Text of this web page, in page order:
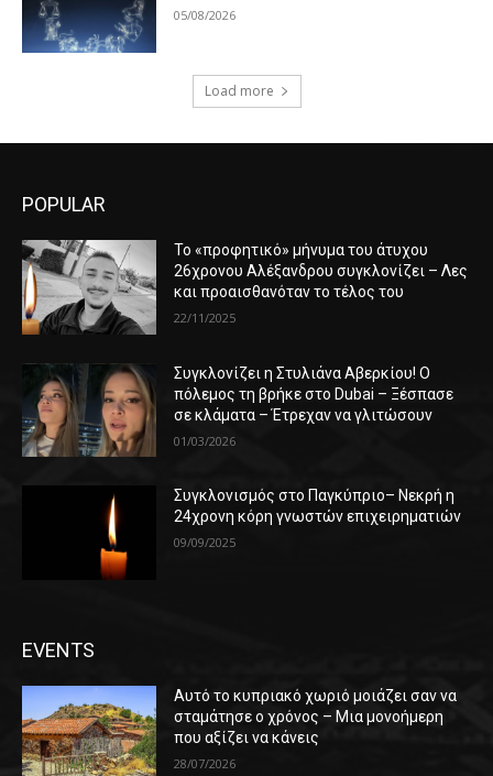
05/08/2026
Load more
POPULAR
Το «προφητικό» μήνυμα του άτυχου
26χρονου Αλέξανδρου συγκλονίζει – Λες
και προαισθανόταν το τέλος του
22/11/2025
Συγκλονίζει η Στυλιάνα Αβερκίου! Ο
πόλεμος τη βρήκε στο Dubai – Ξέσπασε
σε κλάματα – Έτρεχαν να γλιτώσουν
01/03/2026
Συγκλονισμός στο Παγκύπριο– Νεκρή η
24χρονη κόρη γνωστών επιχειρηματιών
09/09/2025
EVENTS
Αυτό το κυπριακό χωριό μοιάζει σαν να
σταμάτησε ο χρόνος – Μια μονοήμερη
που αξίζει να κάνεις
28/07/2026